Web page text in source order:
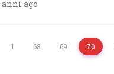
anni ago
1 68 69 70